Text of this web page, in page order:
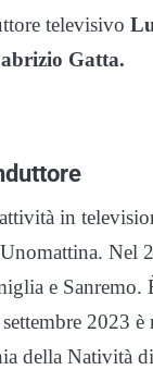
televisivo
Gatta.
in
Nel
e Sanremo.
2023
della Natività